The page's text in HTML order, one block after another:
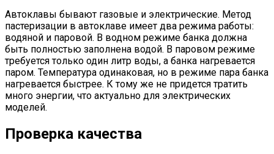
Автоклавы бывают газовые и электрические. Метод
пастеризации в автоклаве имеет два режима работы:
водяной и паровой. В водном режиме банка должна
быть полностью заполнена водой. В паровом режиме
требуется только один литр воды, а банка нагревается
паром. Температура одинаковая, но в режиме пара банка
нагревается быстрее. К тому же не придется тратить
много энергии, что актуально для электрических
моделей.
Проверка качества